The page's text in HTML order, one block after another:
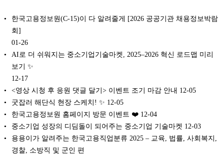
한국고용정보원(C-15)이 다 알려줄게 [2026 공공기관 채용정보박람
회]
01-26
AI로 더 쉬워지는 중소기업기술마켓, 2025–2026 혁신 로드맵 미리
보기 ✨
12-17
<영상 시청 후 응원 댓글 달기> 이벤트 조기 마감 안내 12-05
굿잡러 해단식 현장 스케치! ✨ 12-05
한국고용정보원 홈페이지 방문 이벤트 ❤️ 12-04
중소기업 성장의 디딤돌이 되어주는 중소기업 기술마켓 12-03
용용이가 알려주는 한국고용직업분류 2025 – 교육, 법률, 사회복지,
경찰, 소방직 및 군인 편